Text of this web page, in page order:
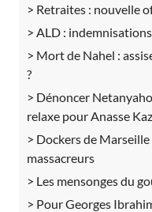
Retraites : nouvelle
ALD :
Mort de Nahel :
?
Dénoncer
relaxe pour Anasse
Dockers de Marseille
massacreurs
Les mensonges du
Pour Georges